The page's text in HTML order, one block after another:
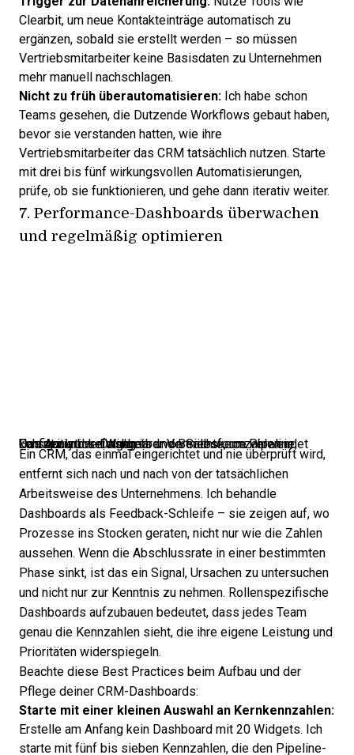
Clearbit, um neue Kontakteinträge automatisch zu
ergänzen, sobald sie erstellt werden – so müssen
Vertriebsmitarbeiter keine Basisdaten zu Unternehmen
mehr manuell nachschlagen.
Nicht zu früh überautomatisieren: Ich habe schon
Teams gesehen, die Dutzende Workflows gebaut haben,
bevor sie verstanden hatten, wie ihre
Vertriebsmitarbeiter das CRM tatsächlich nutzen. Starte
mit drei bis fünf wirkungsvollen Automatisierungen,
prüfe, ob sie funktionieren, und gehe dann iterativ weiter.
7. Performance-Dashboards überwachen
und regelmäßig optimieren
Das Analytics-Dashboard von Salesforce verwendet konfigurierbare Widgets und Berichte, um Pipeline, Umsatz und Leistung über Vertriebskennzahlen in Echtzeit zu verfolgen.
Ein CRM, das einmal eingerichtet und nie überprüft wird,
entfernt sich nach und nach von der tatsächlichen
Arbeitsweise des Unternehmens. Ich behandle
Dashboards als Feedback-Schleife – sie zeigen auf, wo
Prozesse ins Stocken geraten, nicht nur wie die Zahlen
aussehen. Wenn die Abschlussrate in einer bestimmten
Phase sinkt, ist das ein Signal, Ursachen zu untersuchen
und nicht nur zur Kenntnis zu nehmen. Rollenspezifische
Dashboards aufzubauen bedeutet, dass jedes Team
genau die Kennzahlen sieht, die ihre eigene Leistung und
Prioritäten widerspiegeln.
Beachte diese Best Practices beim Aufbau und der
Pflege deiner CRM-Dashboards:
Starte mit einer kleinen Auswahl an Kernkennzahlen:
Erstelle am Anfang kein Dashboard mit 20 Widgets. Ich
starte mit fünf bis sieben Kennzahlen, die den Pipeline-